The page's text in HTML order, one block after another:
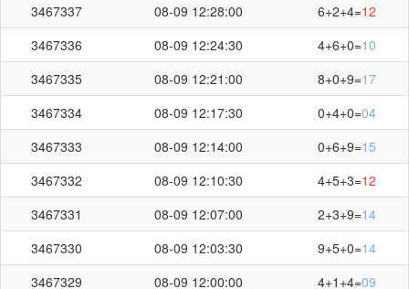
3467337
08-09 12:28:00 6+2+4=12
3467336
08-09 12:24:30 4+6+0=10
3467335
08-09 12:21:00 8+0+9=17
3467334
08-09 12:17:30 0+4+0=04
3467333
08-09 12:14:00 0+6+9=15
3467332
08-09 12:10:30 4+5+3=12
3467331
08-09 12:07:00 2+3+9=14
3467330
08-09 12:03:30 9+5+0=14
3467329
08-09 12:00:00 4+1+4=09